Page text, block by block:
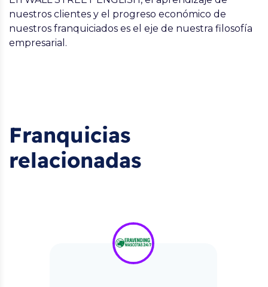
nuestros clientes y el progreso económico de
nuestros franquiciados es el eje de nuestra filosofía
empresarial.
Franquicias
relacionadas